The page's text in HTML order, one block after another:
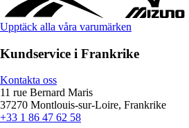
Upptäck alla våra varumärken
Kundservice i Frankrike
Kontakta oss
11 rue Bernard Maris
37270 Montlouis-sur-Loire, Frankrike
+33 1 86 47 62 58